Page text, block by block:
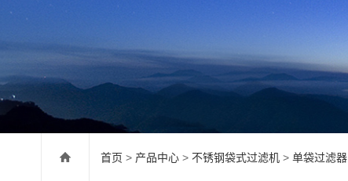
首页 > 产品中心 > 不锈钢袋式过滤机 > 单袋过滤器